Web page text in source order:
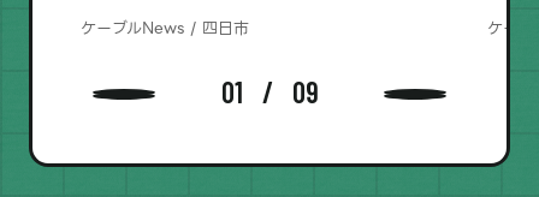
ケーブルNews / 四日市 ケー
01 09